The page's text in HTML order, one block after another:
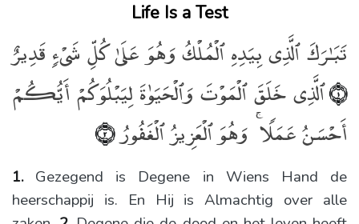
Life Is a Test
1. Gezegend is Degene in Wiens Hand de
heerschappij is. En Hij is Almachtig over alle
تَبَـٰرَكَ ٱلَّذِى بِيَدِهِ ٱلْمُلْكُ وَهُوَ عَلَىٰ كُلِّ شَىْءٍۢ قَدِيرٌ
﴿١﴾ ٱلَّذِى خَلَقَ ٱلْمَوْتَ وَٱلْحَيَوٰةَ لِيَبْلُوَكُمْ أَيُّكُمْ
أَحْسَنُ عَمَلًۭا ۚ وَهُوَ ٱلْعَزِيزُ ٱلْغَفُورُ﴿٢﴾